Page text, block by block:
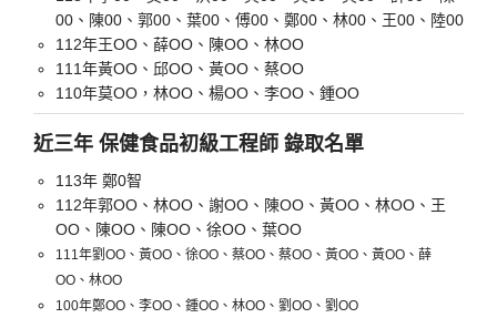
00、陳00、郭00、葉00、傅00、鄭00、林00、王00、陸00
112年王OO、薛OO、陳OO、林OO
111年黃OO、邱OO、黃OO、蔡OO
110年莫OO，林OO、楊OO、李OO、鍾OO
近三年 保健食品初級工程師 錄取名單
113年 鄭0智
112年郭OO、林OO、謝OO、陳OO、黃OO、林OO、王
OO、陳OO、陳OO、徐OO、葉OO
111年劉OO、黃OO、徐OO、蔡OO、蔡OO、黃OO、黃OO、薛
OO、林OO
100年鄭OO、李OO、鍾OO、林OO、劉OO、劉OO